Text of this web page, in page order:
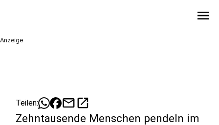
menu
Anzeige
Teilen: mailopen_in_new
Zehntausende Menschen pendeln im